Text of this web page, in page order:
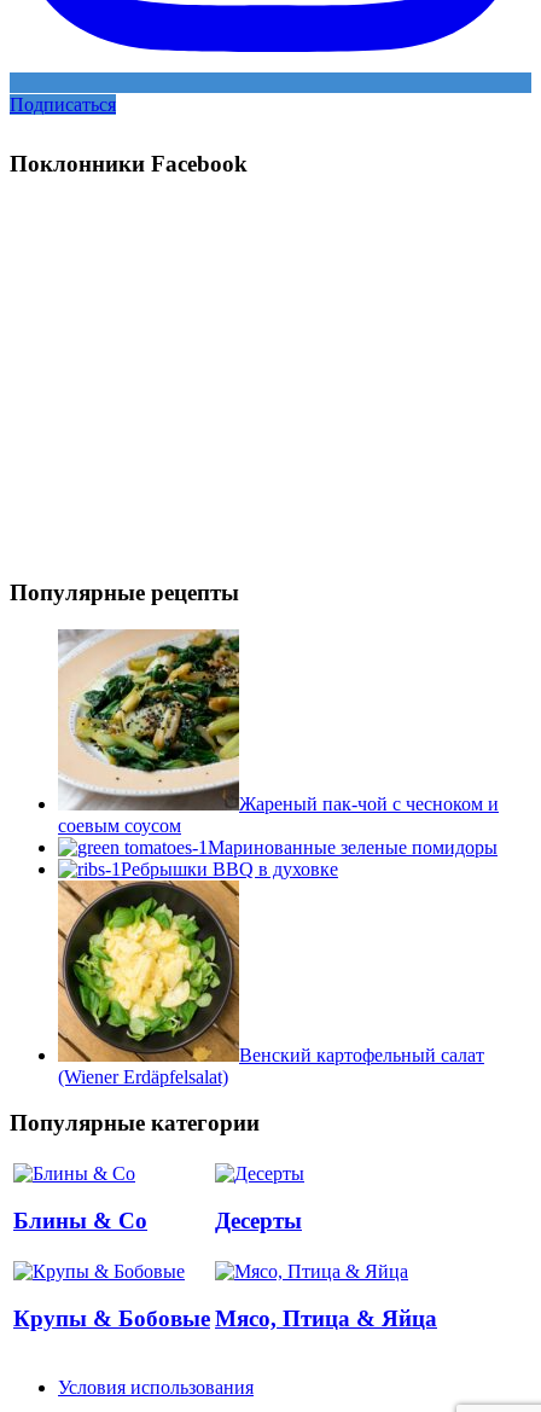
Подписаться
Поклонники Facebook
Популярные рецепты
Жареный пак-чой с чесноком и
соевым соусом
Маринованные зеленые помидоры
Ребрышки BBQ в духовке
Венский картофельный салат
(Wiener Erdäpfelsalat)
Популярные категории
Блины & Co Десерты
Крупы & БобовыеМясо, Птица & Яйца
Условия использования